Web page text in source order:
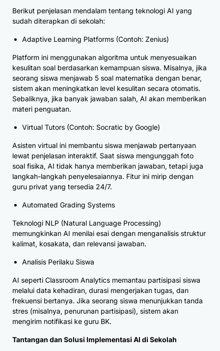
Berikut penjelasan mendalam tentang teknologi AI yang
sudah diterapkan di sekolah:
Adaptive Learning Platforms (Contoh: Zenius)
Platform ini menggunakan algoritma untuk menyesuaikan
kesulitan soal berdasarkan kemampuan siswa. Misalnya, jika
seorang siswa menjawab 5 soal matematika dengan benar,
sistem akan meningkatkan level kesulitan secara otomatis.
Sebaliknya, jika banyak jawaban salah, AI akan memberikan
materi penguatan.
Virtual Tutors (Contoh: Socratic by Google)
Asisten virtual ini membantu siswa menjawab pertanyaan
lewat penjelasan interaktif. Saat siswa mengunggah foto
soal fisika, AI tidak hanya memberikan jawaban, tetapi juga
langkah-langkah penyelesaiannya. Fitur ini mirip dengan
guru privat yang tersedia 24/7.
Automated Grading Systems
Teknologi NLP (Natural Language Processing)
memungkinkan AI menilai esai dengan menganalisis struktur
kalimat, kosakata, dan relevansi jawaban.
Analisis Perilaku Siswa
AI seperti Classroom Analytics memantau partisipasi siswa
melalui data kehadiran, durasi mengerjakan tugas, dan
frekuensi bertanya. Jika seorang siswa menunjukkan tanda
stres (misalnya, penurunan partisipasi), sistem akan
mengirim notifikasi ke guru BK.
Tantangan dan Solusi Implementasi AI di Sekolah